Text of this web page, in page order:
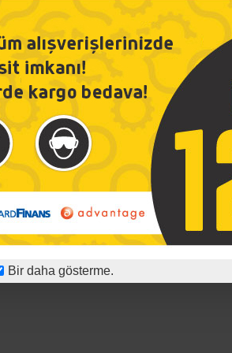
Bir daha gösterme.
399,00TL 585,17TL
Sepete Ekle
elektronik aletler ve tesisatın